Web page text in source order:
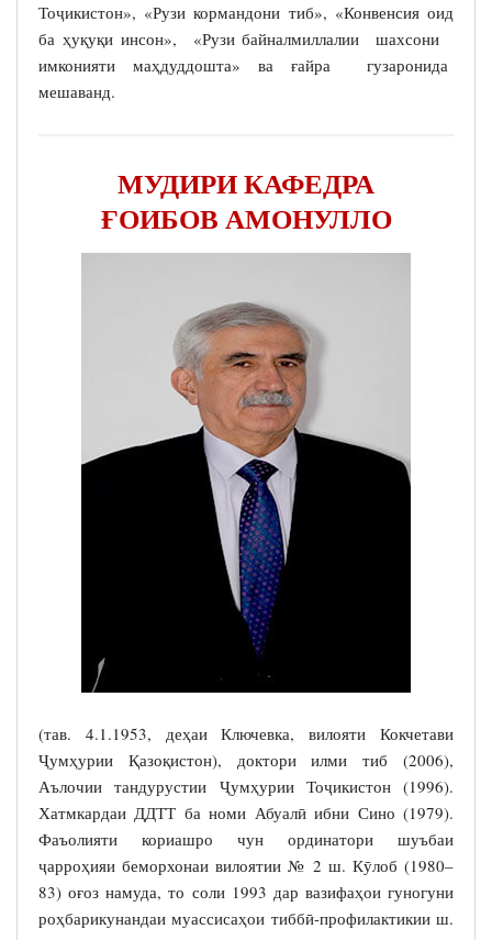
Тоҷикистон», «Рузи кормандони тиб», «Конвенсия оид
ба ҳуқуқи инсон», «Рузи байналмиллалии шахсони
имконияти маҳдуддошта» ва ғайра гузаронида
мешаванд.
МУДИРИ КАФЕДРА
ҒОИБОВ АМОНУЛЛО
(тав. 4.1.1953, деҳаи Ключевка, вилояти Кокчетави
Ҷумҳурии Қазоқистон), доктори илми тиб (2006),
Аълочии тандурустии Ҷумҳурии Тоҷикистон (1996).
Хатмкардаи ДДТТ ба номи Абуалӣ ибни Сино (1979).
Фаъолияти кориашро чун ординатори шуъбаи
ҷарроҳияи беморхонаи вилоятии № 2 ш. Кӯлоб (1980–
83) оғоз намуда, то соли 1993 дар вазифаҳои гуногуни
роҳбарикунандаи муассисаҳои тиббӣ-профилактикии ш.